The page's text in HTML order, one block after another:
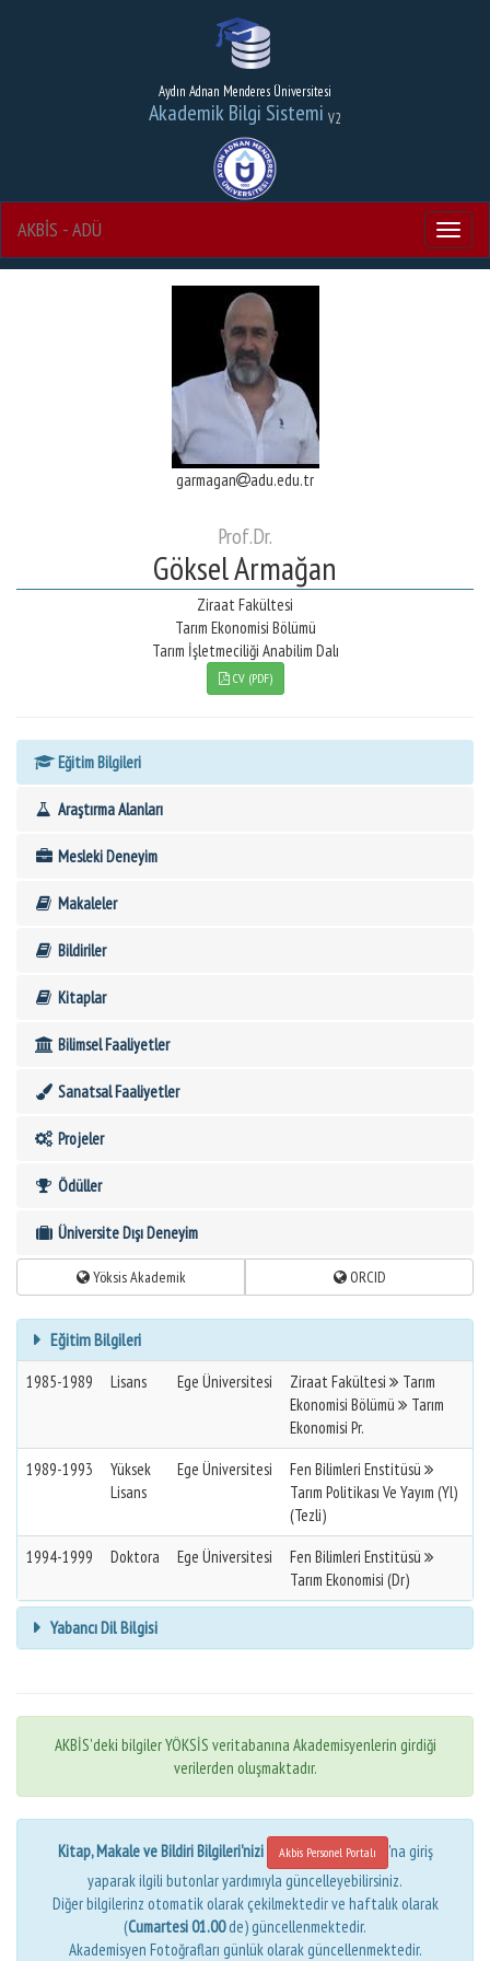
Aydın Adnan Menderes Üniversitesi
Akademik Bilgi Sistemi V2
Menu
AKBİS - ADÜ
garmagan adu.edu.tr
Prof.Dr.
Göksel Armağan
Ziraat Fakültesi
Tarım Ekonomisi Bölümü
Tarım İşletmeciliği Anabilim Dalı
CV (PDF)
Eğitim Bilgileri
Araştırma Alanları
Mesleki Deneyim
Makaleler
Bildiriler
Kitaplar
Bilimsel Faaliyetler
Sanatsal Faaliyetler
Projeler
Ödüller
Üniversite Dışı Deneyim
Yöksis Akademik ORCID
Eğitim Bilgileri
1985-1989 Lisans Ege Üniversitesi Ziraat Fakültesi
Tarım
Ekonomisi Bölümü
Tarım
Ekonomisi Pr.
1989-1993
Yüksek
Lisans
Ege Üniversitesi
Fen Bilimleri Enstitüsü
Tarım Politikası Ve Yayım (Yl)
(Tezli)
1994-1999
Doktora Ege Üniversitesi
Fen Bilimleri Enstitüsü
Tarım Ekonomisi (Dr)
Yabancı Dil Bilgisi
AKBİS'deki bilgiler YÖKSİS veritabanına Akademisyenlerin girdiği
verilerden oluşmaktadır.
Kitap, Makale ve Bildiri Bilgileri'nizi Akbis Personel Portalı
'na giriş
yaparak ilgili butonlar yardımıyla güncelleyebilirsiniz.
Diğer bilgilerinz otomatik olarak çekilmektedir ve haftalık olarak
(Cumartesi 01.00de) güncellenmektedir.
Akademisyen Fotoğrafları günlük olarak güncellenmektedir.